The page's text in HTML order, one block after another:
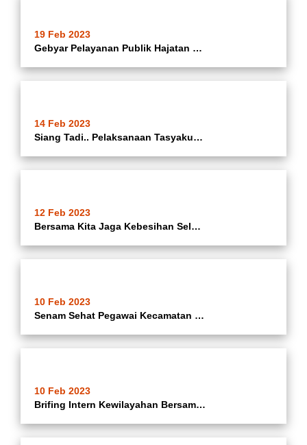
19 Feb 2023
Gebyar Pelayanan Publik Hajatan Budaya Batuceper
14 Feb 2023
Siang Tadi.. Pelaksanaan Tasyakuran Pembangunan T.A 2022 Di Wilayah Kecamatan Batuceper Diresmikan Dalam Rangka HUT Kota Tangerang Yang Ke 30 Tahun Yang Diselenggarakan Oleh Pemerintah Kota Tangerang.
12 Feb 2023
Bersama Kita Jaga Kebesihan Seluruh Jajaran Pegawai Kecamatan Batuceper Kerja Bakti Di Gor Batuceper Kelurahan Porisgaga Kecamatan Batuceper Kota Tangerang Dalam Rangka Menjaga Keindahan Dan Kenyamanan Serta Kebersihan Gor Bersama Kita Ciptakan Wilayah
10 Feb 2023
Senam Sehat Pegawai Kecamatan Batuceper Kota Tangerang Dihalaman Kantor Kecamatan Batuceper Kota Tangerang (10-02-2023)
10 Feb 2023
Brifing Intern Kewilayahan Bersama Camat Batuceper Ibu Hj. Katrina Iswandari @katrina_ina08 , Sekcam Batuceper @rulihasan Dan Lurah Se Kecamatan Batuceper Di Taman Kantor Kecamatan Batuceper Kota Tangerang